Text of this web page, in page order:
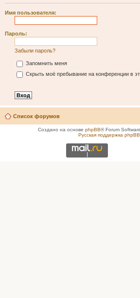
Имя пользователя:
Пароль:
Забыли пароль?
Запомнить меня
Скрыть моё пребывание на конференции в
Список форумов
Создано на основе phpBB® Forum
Русская поддержка phpBB